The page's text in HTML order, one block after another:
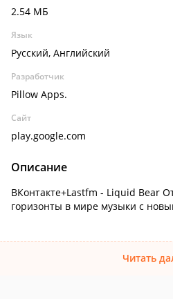
2.54 МБ
Язык
Русский, Английский
Разработчик
Pillow Apps.
Сайт
play.google.com
Описание
ВКонтакте+Lastfm - Liquid Bear
горизонты в мире музыки с
Читать